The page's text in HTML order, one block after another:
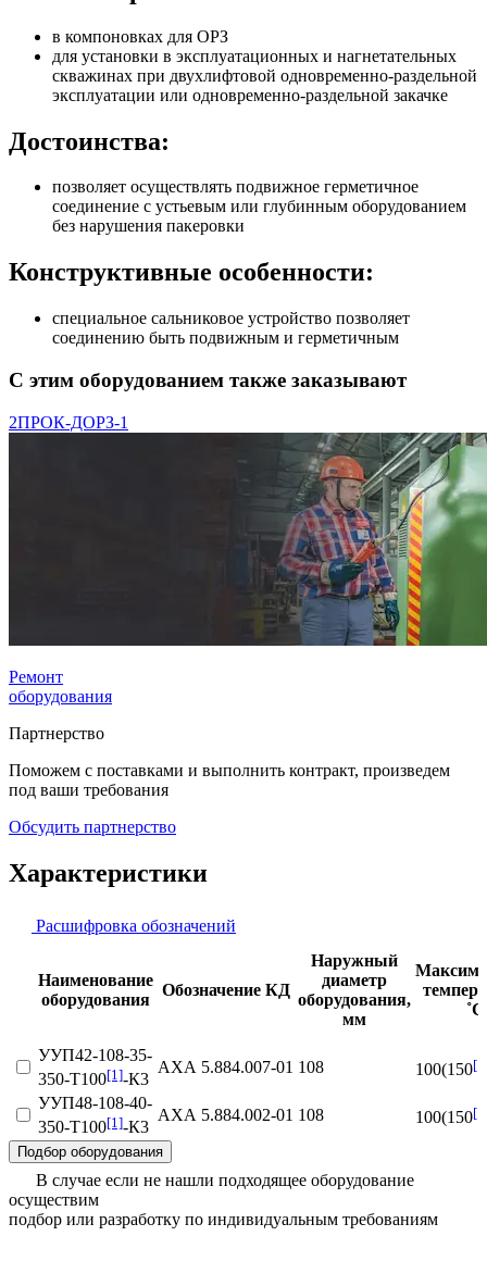
в компоновках для ОРЗ
для установки в эксплуатационных и нагнетательных
скважинах при двухлифтовой одновременно-раздельной
эксплуатации или одновременно-раздельной закачке
Достоинства:
позволяет осуществлять подвижное герметичное
соединение с устьевым или глубинным оборудованием
без нарушения пакеровки
Конструктивные особенности:
специальное сальниковое устройство позволяет
соединению быть подвижным и герметичным
С этим оборудованием также заказывают
2ПРОК-ДОРЗ-1
Ремонт
оборудования
Партнерство
Поможем с поставками и выполнить контракт, произведем
под ваши требования
Обсудить партнерство
Характеристики
Расшифровка обозначений
Наименование
оборудования
Обозначение КД
Наружный
диаметр
оборудования,
мм
˚С
УУП42-108-35-
350-Т100[1]-К3
АХА 5.884.007‑01 108 100(150
УУП48-108-40-
350-Т100[1]-К3
АХА 5.884.002‑01 108 100(150
Подбор оборудования
В случае если не нашли подходящее оборудование
осуществим
подбор или разработку по индивидуальным требованиям